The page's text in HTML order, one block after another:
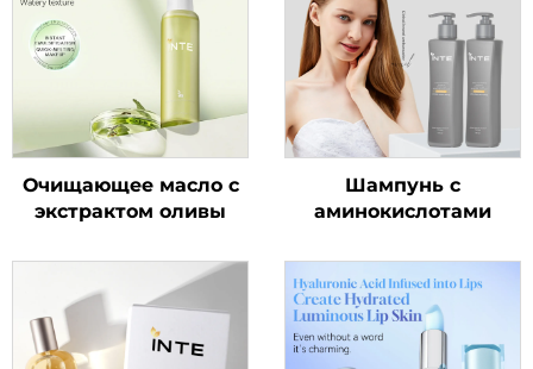
Очищающее масло с
экстрактом оливы
Шампунь с
аминокислотами